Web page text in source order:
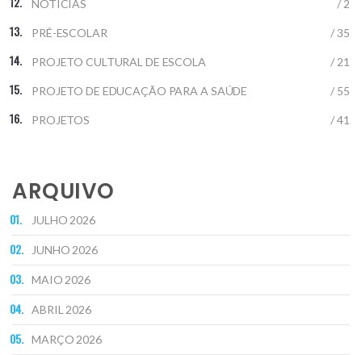
NOTÍCIAS / 2
PRÉ-ESCOLAR / 35
PROJETO CULTURAL DE ESCOLA / 21
PROJETO DE EDUCAÇÃO PARA A SAÚDE / 55
PROJETOS / 41
ARQUIVO
JULHO 2026
JUNHO 2026
MAIO 2026
ABRIL 2026
MARÇO 2026